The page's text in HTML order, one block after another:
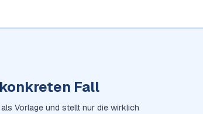
Fall
Vorlage und stellt nur die wirklich